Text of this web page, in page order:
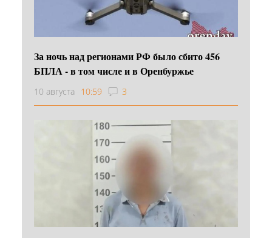
За ночь над регионами РФ было сбито 456
БПЛА - в том числе и в Оренбуржье
10 августа 10:59 3